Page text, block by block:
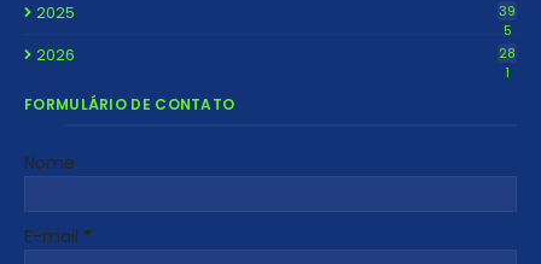
2025
39
5
2026
28
1
FORMULÁRIO DE CONTATO
Nome
E-mail *